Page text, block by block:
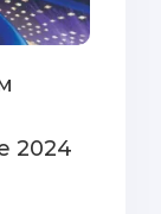
2024